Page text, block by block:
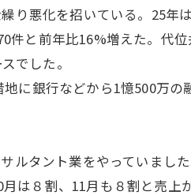
り悪化を招いている。25年
と前年比16%増えた。代位
でした。
に銀行などから1憶500万
ルタント業をやっていました
は８割、11月も８割と売